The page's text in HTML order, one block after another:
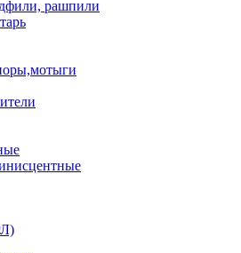
рашпили